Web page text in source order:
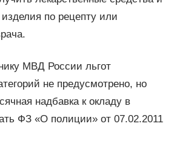
по рецепту или
МВД России льгот
не предусмотрено, но
надбавка к окладу в
ФЗ «О полиции» от 07.02.2011